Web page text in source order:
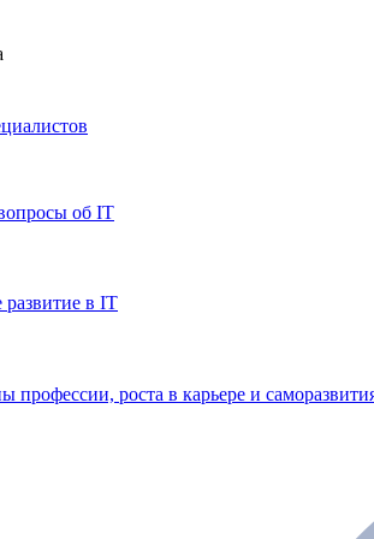
об IT
в IT
профессии, роста в карьере и